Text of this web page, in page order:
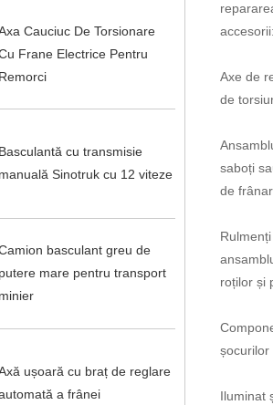
Cauciuc De Torsionare
Frane Electrice Pentru
Remorci
Basculantă cu transmisie
manuală Sinotruk cu 12 viteze
basculant greu de
putere mare pentru transport
minier
ușoară cu braț de reglare
a frânei
Axe de
de
saboți
de
roților și
Iluminat